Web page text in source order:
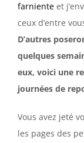
farniente et
ceux d’entre
D’autres
quelques
eux, voici une
journées de
Vous avez jeté
les pages des